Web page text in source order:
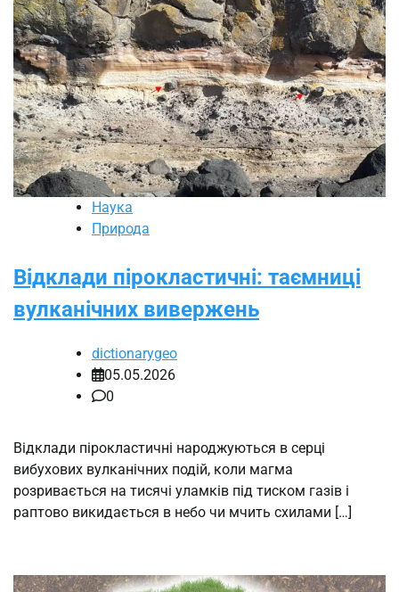
Наука
Природа
Відклади пірокластичні: таємниці
вулканічних вивержень
dictionarygeo
05.05.2026
0
Відклади пірокластичні народжуються в серці
вибухових вулканічних подій, коли магма
розривається на тисячі уламків під тиском газів і
раптово викидається в небо чи мчить схилами […]